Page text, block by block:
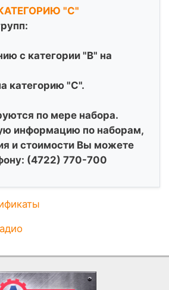
"С"
с категории "В" на
категорию "С".
по мере набора.
информацию по наборам,
и стоимости Вы можете
(4722) 770-700